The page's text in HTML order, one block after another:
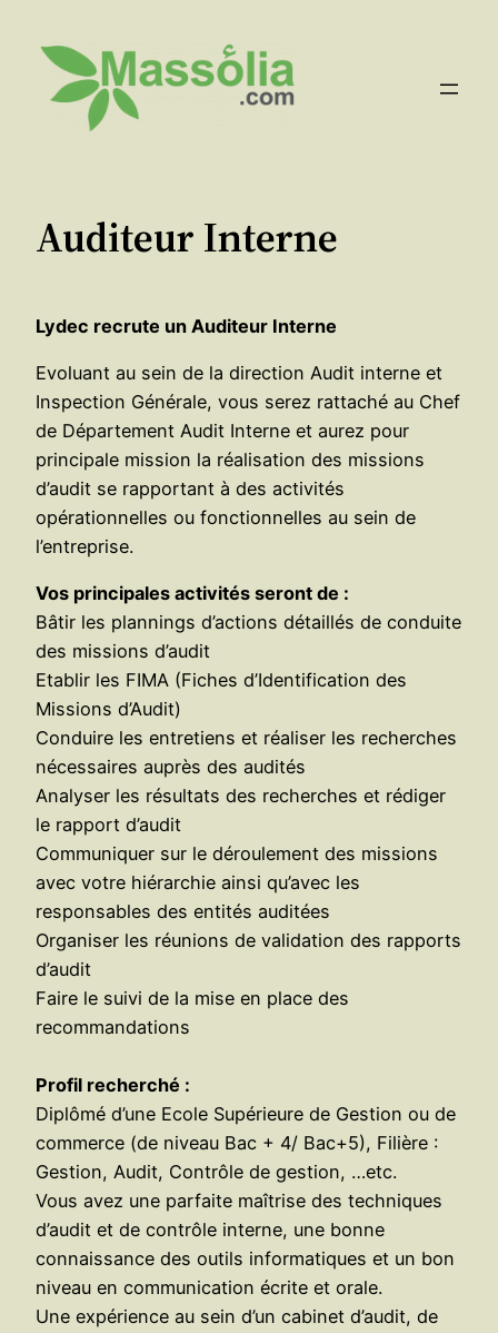
contenu
Auditeur Interne
Lydec recrute un Auditeur Interne
Evoluant au sein de la direction Audit interne et
Inspection Générale, vous serez rattaché au Chef
de Département Audit Interne et aurez pour
principale mission la réalisation des missions
d’audit se rapportant à des activités
opérationnelles ou fonctionnelles au sein de
l’entreprise.
Vos principales activités seront de :
Bâtir les plannings d’actions détaillés de conduite
des missions d’audit
Etablir les FIMA (Fiches d’Identification des
Missions d’Audit)
Conduire les entretiens et réaliser les recherches
nécessaires auprès des audités
Analyser les résultats des recherches et rédiger
le rapport d’audit
Communiquer sur le déroulement des missions
avec votre hiérarchie ainsi qu’avec les
responsables des entités auditées
Organiser les réunions de validation des rapports
d’audit
Faire le suivi de la mise en place des
recommandations
Profil recherché :
Diplômé d’une Ecole Supérieure de Gestion ou de
commerce (de niveau Bac + 4/ Bac+5), Filière :
Gestion, Audit, Contrôle de gestion, …etc.
Vous avez une parfaite maîtrise des techniques
d’audit et de contrôle interne, une bonne
connaissance des outils informatiques et un bon
niveau en communication écrite et orale.
Une expérience au sein d’un cabinet d’audit, de